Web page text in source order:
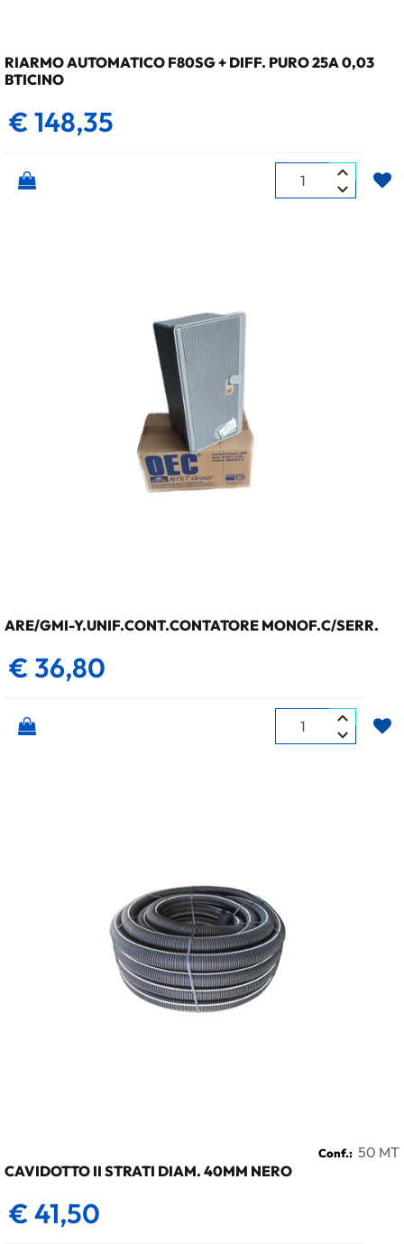
RIARMO AUTOMATICO F80SG + DIFF. PURO 25A 0,03
BTICINO
€ 148,35
Quantità
ARE/GMI-Y.UNIF.CONT.CONTATORE MONOF.C/SERR.
€ 36,80
Quantità
Conf.: 50 MT
CAVIDOTTO II STRATI DIAM. 40MM NERO
€ 41,50